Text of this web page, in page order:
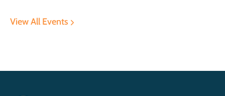
View All Events